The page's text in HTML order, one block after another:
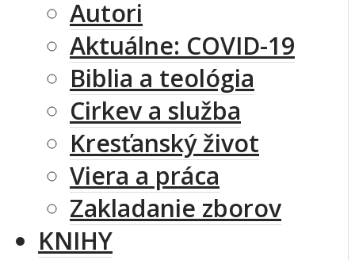
Autori
Aktuálne: COVID-19
Biblia a teológia
Cirkev a služba
Kresťanský život
Viera a práca
Zakladanie zborov
KNIHY